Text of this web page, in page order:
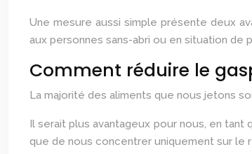
Une mesure aussi simple présente deux
aux personnes sans-abri ou en situation de
Comment réduire le
La majorité des aliments que nous jetons
Il serait plus avantageux pour nous, en
que de nous concentrer uniquement sur le